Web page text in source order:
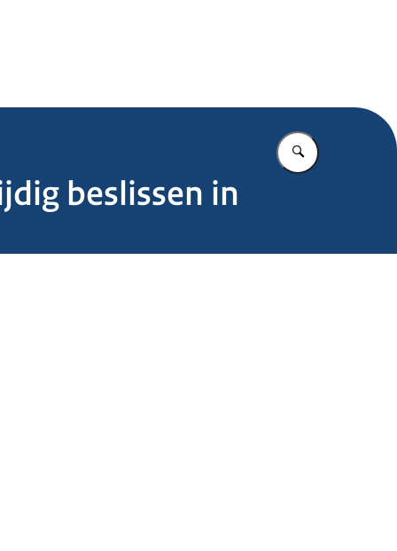
Vul in wat u
beslissen in